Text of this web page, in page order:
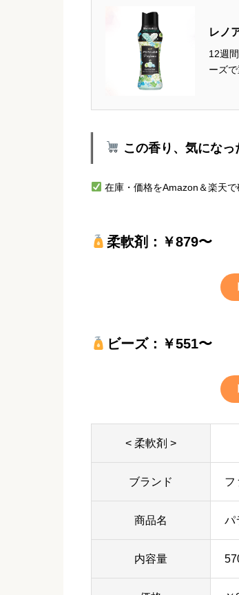
レノ
12週
ーズ
この香り、気にな
在庫・価格をAmazon＆楽天
柔軟剤：￥879〜
ビーズ：￥551〜
< 柔軟剤 >
ブランド フ
商品名 パ
内容量